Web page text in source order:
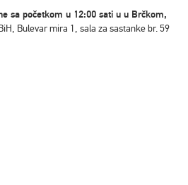
sa početkom u 12:00 sati u u Brčkom,
Bulevar mira 1, sala za sastanke br. 59